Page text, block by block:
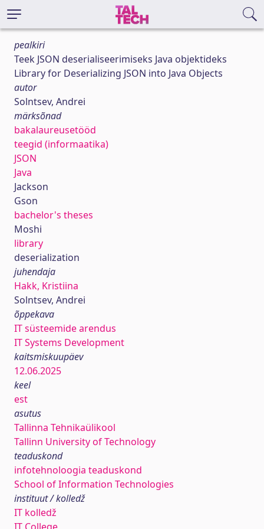
pealkiri
Teek JSON deserialiseerimiseks Java objektideks
Library for Deserializing JSON into Java Objects
autor
Solntsev, Andrei
märksõnad
bakalaureusetööd
teegid (informaatika)
JSON
Java
Jackson
Gson
bachelor's theses
Moshi
library
deserialization
juhendaja
Hakk, Kristiina
Solntsev, Andrei
õppekava
IT süsteemide arendus
IT Systems Development
kaitsmiskuupäev
12.06.2025
keel
est
asutus
Tallinna Tehnikaülikool
Tallinn University of Technology
teaduskond
infotehnoloogia teaduskond
School of Information Technologies
instituut / kolledž
IT kolledž